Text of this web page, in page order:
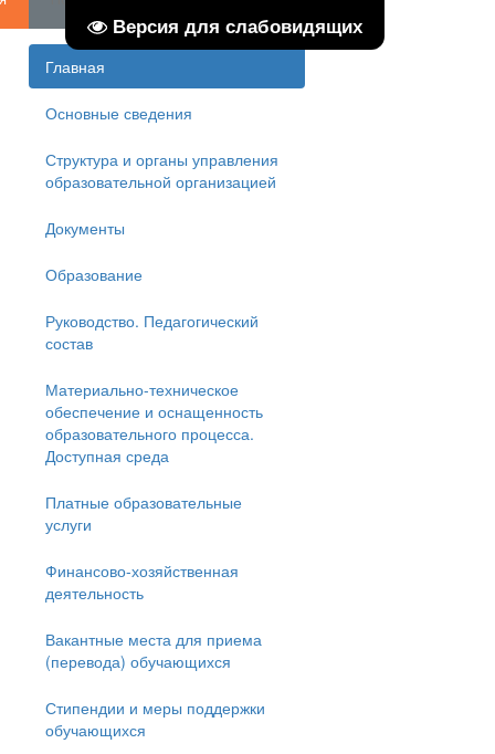
Версия для слабовидящих
творчества детей и юношества
Главная
Основные сведения
Структура и органы управления
образовательной организацией
Документы
Образование
Руководство. Педагогический
состав
Материально-техническое
обеспечение и оснащенность
образовательного процесса.
Доступная среда
Платные образовательные
услуги
Финансово-хозяйственная
деятельность
Вакантные места для приема
(перевода) обучающихся
Стипендии и меры поддержки
обучающихся